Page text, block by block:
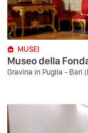
MUSEI
Museo della
Gravina in Puglia - Bari